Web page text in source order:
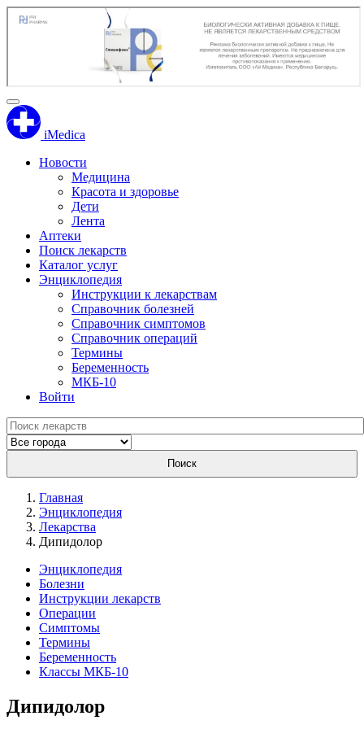
iMedica
Новости
Медицина
Красота и здоровье
Дети
Лента
Аптеки
Поиск лекарств
Каталог услуг
Энциклопедия
Инструкции к лекарствам
Справочник болезней
Справочник симптомов
Справочник операций
Термины
Беременность
МКБ-10
Войти
Поиск
Главная
Энциклопедия
Лекарства
Дипидолор
Энциклопедия
Болезни
Инструкции лекарств
Операции
Симптомы
Термины
Беременность
Классы МКБ-10
Дипидолор